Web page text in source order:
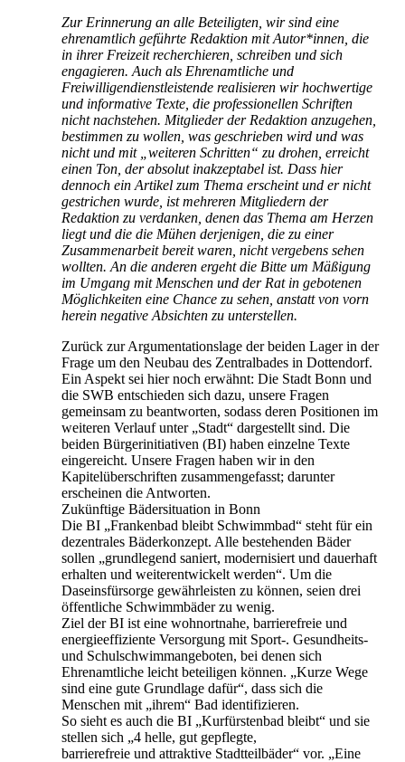
Zur Erinnerung an alle Beteiligten, wir sind eine
ehrenamtlich geführte Redaktion mit Autor*innen, die
in ihrer Freizeit recherchieren, schreiben und sich
engagieren. Auch als Ehrenamtliche und
Freiwilligendienstleistende realisieren wir hochwertige
und informative Texte, die professionellen Schriften
nicht nachstehen. Mitglieder der Redaktion anzugehen,
bestimmen zu wollen, was geschrieben wird und was
nicht und mit „weiteren Schritten“ zu drohen, erreicht
einen Ton, der absolut inakzeptabel ist. Dass hier
dennoch ein Artikel zum Thema erscheint und er nicht
gestrichen wurde, ist mehreren Mitgliedern der
Redaktion zu verdanken, denen das Thema am Herzen
liegt und die die Mühen derjenigen, die zu einer
Zusammenarbeit bereit waren, nicht vergebens sehen
wollten. An die anderen ergeht die Bitte um Mäßigung
im Umgang mit Menschen und der Rat in gebotenen
Möglichkeiten eine Chance zu sehen, anstatt von vorn
herein negative Absichten zu unterstellen.
Zurück zur Argumentationslage der beiden Lager in der
Frage um den Neubau des Zentralbades in Dottendorf.
Ein Aspekt sei hier noch erwähnt: Die Stadt Bonn und
die SWB entschieden sich dazu, unsere Fragen
gemeinsam zu beantworten, sodass deren Positionen im
weiteren Verlauf unter „Stadt“ dargestellt sind. Die
beiden Bürgerinitiativen (BI) haben einzelne Texte
eingereicht. Unsere Fragen haben wir in den
Kapitelüberschriften zusammengefasst; darunter
erscheinen die Antworten.
Zukünftige Bädersituation in Bonn
Die BI „Frankenbad bleibt Schwimmbad“ steht für ein
dezentrales Bäderkonzept. Alle bestehenden Bäder
sollen „grundlegend saniert, modernisiert und dauerhaft
erhalten und weiterentwickelt werden“. Um die
Daseinsfürsorge gewährleisten zu können, seien drei
öffentliche Schwimmbäder zu wenig.
Ziel der BI ist eine wohnortnahe, barrierefreie und
energieeffiziente Versorgung mit Sport-. Gesundheits-
und Schulschwimmangeboten, bei denen sich
Ehrenamtliche leicht beteiligen können. „Kurze Wege
sind eine gute Grundlage dafür“, dass sich die
Menschen mit „ihrem“ Bad identifizieren.
So sieht es auch die BI „Kurfürstenbad bleibt“ und sie
stellen sich „4 helle, gut gepflegte,
barrierefreie und attraktive Stadtteilbäder“ vor. „Eine